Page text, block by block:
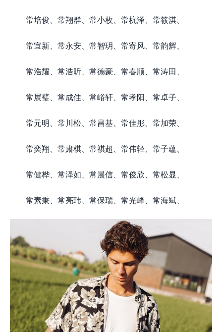
常培俊、常翔群、常小枚、常杭泽、常筱淇、
常宜新、常永安、常智玥、常寄风、常韵辉、
常浩耀、常浩昕、常德豪、常春顺、常涛田、
常展璧、常成佳、常峪轩、常孝阳、常卓子、
常元明、常川松、常昌基、常佳彤、常加荣、
常奕翔、常肃棋、常祺超、常伟轻、常子蕴、
常健桦、常泽如、常晨信、常俊欣、常松显、
常素秉、常亮玮、常保瑞、常光峰、常海斌、